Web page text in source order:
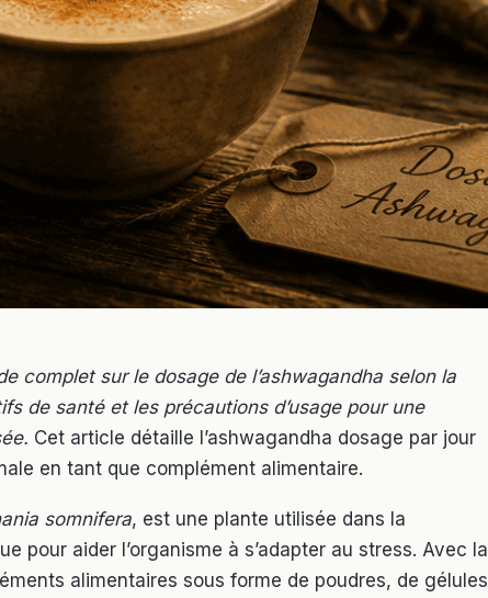
complet sur le dosage de l’ashwagandha selon la
de santé et les précautions d’usage pour une
Cet article détaille l’ashwagandha dosage par jour
en tant que complément alimentaire.
somnifera, est une plante utilisée dans la
pour aider l’organisme à s’adapter au stress. Avec la
alimentaires sous forme de poudres, de gélules